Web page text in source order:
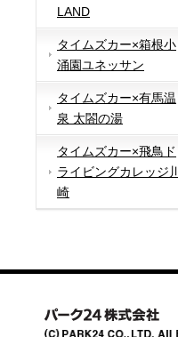
LAND
タイムズカー×箱根小
涌園ユネッサン
タイムズカー×有馬温
泉 太閤の湯
タイムズカー×飛鳥ド
ライビングカレッジ川
崎